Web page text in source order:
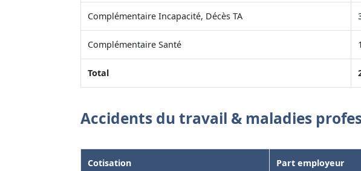
Complémentaire Incapacité, Décès TA
Complémentaire Santé
Total
Accidents du travail & maladies
Cotisation Part employeur